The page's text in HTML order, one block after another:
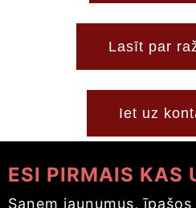
Lasīt par
Iet uz
ESI PIRMAIS KAS
Saņem jaunumus,